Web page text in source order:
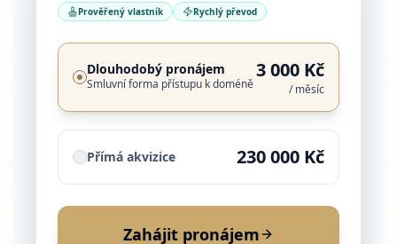
Prověřený vlastník Rychlý převod
Dlouhodobý pronájem
Smluvní forma přístupu k doméně
3 000 Kč
/ měsíc
Přímá akvizice 230 000 Kč
Zahájit pronájem